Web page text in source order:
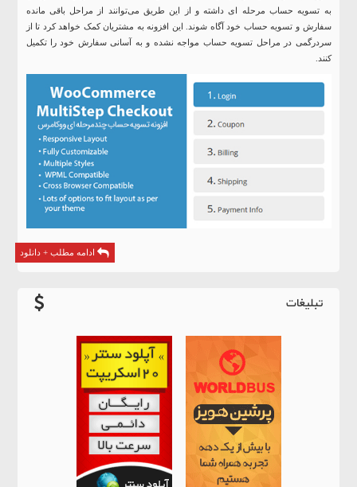
به تسویه حساب مرحله ای داشته و از این طریق می‌توانند از مراحل باقی مانده
سفارش و تسویه حساب خود آگاه شوند. این افزونه به مشتریان کمک خواهد کرد تا از
سردرگمی در مراحل تسویه حساب مواجه نشده و به آسانی سفارش خود را تکمیل
کنند.
ادامه مطلب + دانلود
تبلیغات